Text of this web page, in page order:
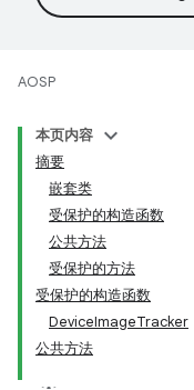
AOSP
本页内容
摘要
嵌套类
受保护的构造函数
公共方法
受保护的方法
受保护的构造函数
DeviceImageTracker
公共方法